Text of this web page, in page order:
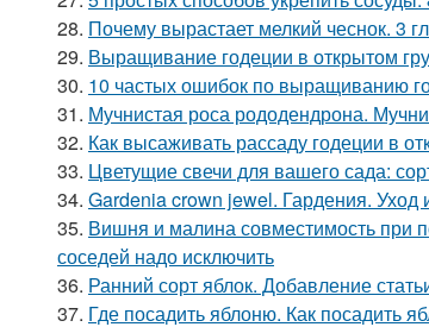
28. Почему вырастает мелкий чеснок. 3
29. Выращивание годеции в открытом
30. 10 частых ошибок по выращиванию
31. Мучнистая роса рододендрона.
32. Как высаживать рассаду годеции в
33. Цветущие свечи для вашего сада:
34. Gardenia crown jewel. Гардения.
35. Вишня и малина совместимость при
соседей надо исключить
36. Ранний сорт яблок. Добавление
37. Где посадить яблоню. Как посадить